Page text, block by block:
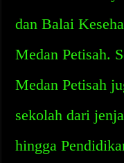
dan Balai
Medan Petisah.
Medan Petisah
sekolah dari
hingga